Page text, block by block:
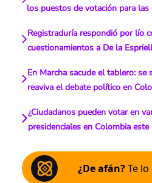
los puestos de votación para las
Registraduría respondió por lío
cuestionamientos a De la
En Marcha sacude el tablero:
reaviva el debate político en
¿Ciudadanos pueden votar en
presidenciales en Colombia este
¿De afán?Te